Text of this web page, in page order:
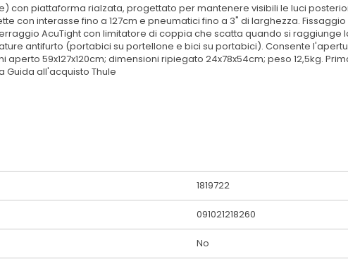
con piattaforma rialzata, progettato per mantenere visibili le luci
con interasse fino a 127cm e pneumatici fino a 3" di larghezza.
AcuTight con limitatore di coppia che scatta quando si
antifurto (portabici su portellone e bici su portabici). Consente
aperto 59x127x120cm; dimensioni ripiegato 24x78x54cm; peso 12,5kg.
all'acquisto Thule
1819722
091021218260
No